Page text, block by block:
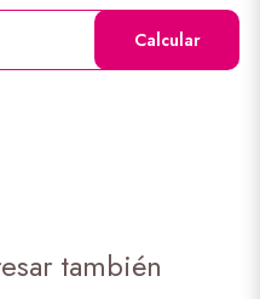
Calcular
también